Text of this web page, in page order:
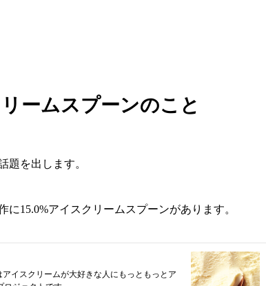
ームスプーンのこと
題を出します。
15.0%アイスクリームスプーンがあります。